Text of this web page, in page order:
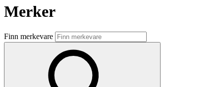
Butikker
Mat og drikke
Merker
Finn merkevare